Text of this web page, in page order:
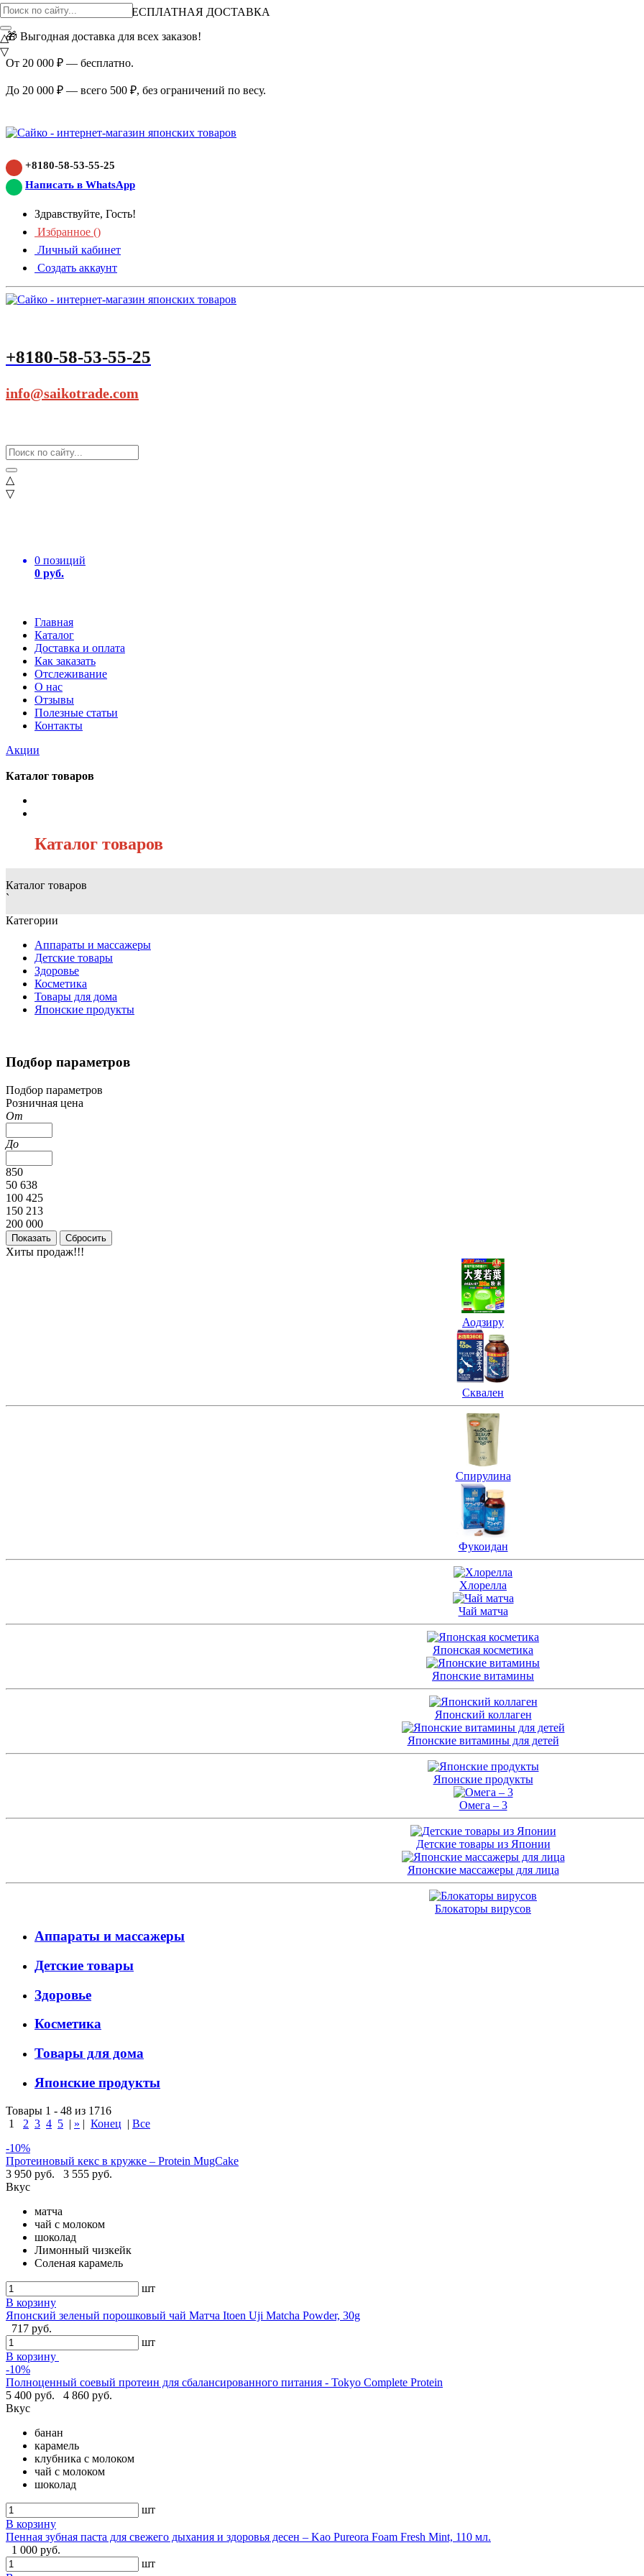
ВНИМАНИЕ АКЦИЯ!
БЕСПЛАТНАЯ ДОСТАВКА
🎁 Выгодная доставка для всех заказов!
От 20 000 ₽ — бесплатно.
До 20 000 ₽ — всего 500 ₽, без ограничений по весу.
+8180-58-53-55-25
Написать в WhatsApp
Здравствуйте, Гость!
Избранное ()
Личный кабинет
Создать аккаунт
+8180-58-53-55-25
info@saikotrade.com
△
▽
0 позиций
0 руб.
Главная
Каталог
Доставка и оплата
Как заказать
Отслеживание
О нас
Отзывы
Полезные статьи
Контакты
Акции
△
▽
Каталог товаров
Каталог товаров
Каталог товаров
`
Категории
Аппараты и массажеры
Детские товары
Здоровье
Косметика
Товары для дома
Японские продукты
Подбор параметров
Подбор параметров
Розничная цена
От
До
850
50 638
100 425
150 213
200 000
Хиты продаж!!!
Аодзиру
Сквален
Спирулина
Фукоидан
Хлорелла
Чай матча
Японская косметика
Японские витамины
Японский коллаген
Японские витамины для детей
Японские продукты
Омега – 3
Детские товары из Японии
Японские массажеры для лица
Блокаторы вирусов
Аппараты и массажеры
Детские товары
Здоровье
Косметика
Товары для дома
Японские продукты
Товары 1 - 48 из 1716
1
2 3 4 5 | » | Конец | Все
-10%
Протеиновый кекс в кружке – Protein MugCake
3 950 руб.
3 555 руб.
Вкус
матча
чай с молоком
шоколад
Лимонный чизкейк
Соленая карамель
шт
В корзину
Японский зеленый порошковый чай Матча Itoen Uji Matcha Powder, 30g
717 руб.
шт
В корзину
-10%
Полноценный соевый протеин для сбалансированного питания - Tokyo Complete Protein
5 400 руб.
4 860 руб.
Вкус
банан
карамель
клубника с молоком
чай с молоком
шоколад
шт
В корзину
Пенная зубная паста для свежего дыхания и здоровья десен – Kao Pureora Foam Fresh Mint, 110 мл.
1 000 руб.
шт